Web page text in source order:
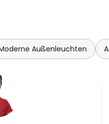
Außenleuchten